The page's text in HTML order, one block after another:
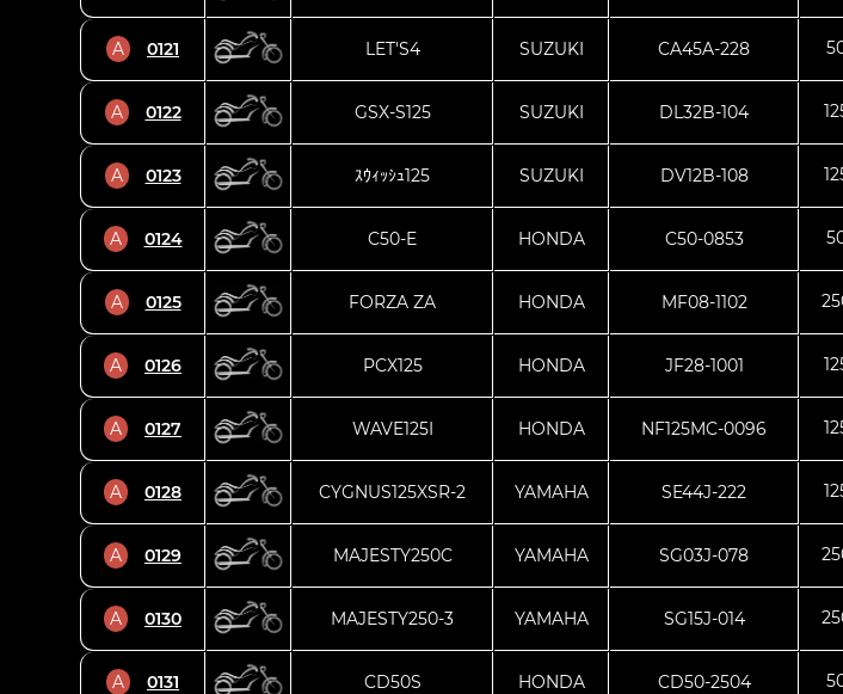
A 0121 LET'S4 SUZUKI CA45A-228
A 0122 GSX-S125 SUZUKI DL32B-104
A 0123 ｽｳｨｯｼｭ125 SUZUKI DV12B-108
A 0124 C50-E HONDA C50-0853
A 0125 FORZA ZA HONDA MF08-1102
A 0126 PCX125 HONDA JF28-1001
A 0127 WAVE125I HONDA NF125MC-0096
A 0128 CYGNUS125XSR-2 YAMAHA SE44J-222
A 0129 MAJESTY250C YAMAHA SG03J-078
A 0130 MAJESTY250-3 YAMAHA SG15J-014
A 0131 CD50S HONDA CD50-2504